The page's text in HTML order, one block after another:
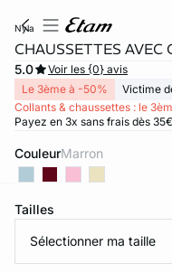
nyla
CHAUSSETTES AVEC
5.0
Voir les {0} avis
Le 3ème à -50%
Victime
Collants & chaussettes : le
Payez en 3x sans frais dès
Couleur marron
Tailles
Sélectionner ma taille